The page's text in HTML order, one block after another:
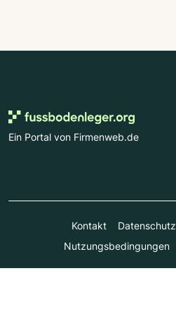
Ein Portal von Firmenweb.de
Kontakt Datenschutz
Nutzungsbedingungen